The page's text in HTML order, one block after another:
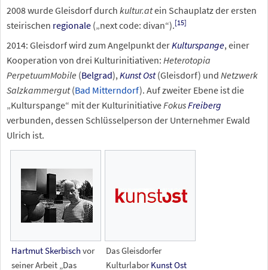
2008 wurde Gleisdorf durch kultur.atein Schauplatz der ersten
steirischen regionale („next code: divan“).[15]
2014: Gleisdorf wird zum Angelpunkt derKulturspange, einer
Kooperation von drei Kulturinitiativen: Heterotopia
PerpetuumMobile (Belgrad), Kunst Ost(Gleisdorf) und Netzwerk
Salzkammergut(Bad Mitterndorf). Auf zweiter Ebene ist die
„Kulturspange“ mit der KulturinitiativeFokusFreiberg
verbunden, dessen Schlüsselperson der Unternehmer Ewald
Ulrich ist.
Hartmut Skerbisch vor
seiner Arbeit „Das
Das Gleisdorfer
KulturlaborKunst Ost